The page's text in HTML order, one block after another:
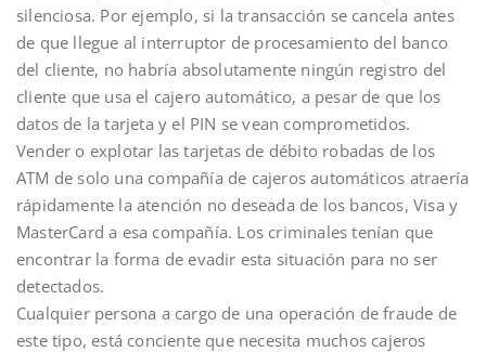
silenciosa. Por ejemplo, si la transacción se cancela antes
de que llegue al interruptor de procesamiento del banco
del cliente, no habría absolutamente ningún registro del
cliente que usa el cajero automático, a pesar de que los
datos de la tarjeta y el PIN se vean comprometidos.
Vender o explotar las tarjetas de débito robadas de los
ATM de solo una compañía de cajeros automáticos atraería
rápidamente la atención no deseada de los bancos, Visa y
MasterCard a esa compañía. Los criminales tenían que
encontrar la forma de evadir esta situación para no ser
detectados.
Cualquier persona a cargo de una operación de fraude de
este tipo, está conciente que necesita muchos cajeros